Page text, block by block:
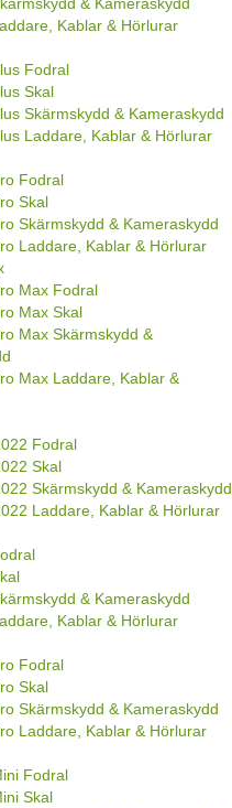
& Kameraskydd
Kablar & Hörlurar
Fodral
Skal
Skärmskydd & Kameraskydd
Laddare, Kablar & Hörlurar
Fodral
Skal
Skärmskydd & Kameraskydd
Laddare, Kablar & Hörlurar
Max Fodral
Max Skal
Max Skärmskydd &
Max Laddare, Kablar &
Fodral
Skal
Skärmskydd & Kameraskydd
Laddare, Kablar & Hörlurar
& Kameraskydd
Kablar & Hörlurar
Fodral
Skal
Skärmskydd & Kameraskydd
Laddare, Kablar & Hörlurar
Fodral
Skal